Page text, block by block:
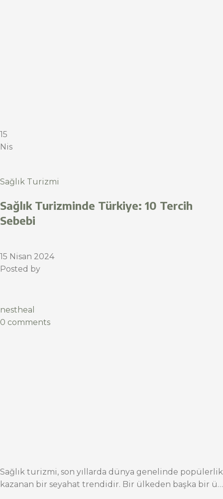
15
Nis
Sağlık Turizmi
Sağlık Turizminde Türkiye: 10 Tercih
Sebebi
15 Nisan 2024
Posted by
nestheal
0 comments
Sağlık turizmi, son yıllarda dünya genelinde popülerlik
kazanan bir seyahat trendidir. Bir ülkeden başka bir ü…